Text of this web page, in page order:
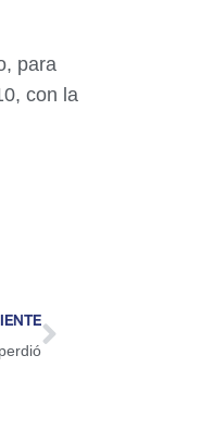
para
con la